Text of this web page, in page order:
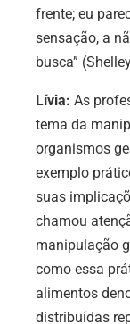
frente; eu
sensação, a
busca”
Lívia: As
tema da
organismos
exemplo
suas
chamou
manipulação
como essa
alimentos
distribuídas